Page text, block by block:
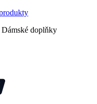
Dámské doplňky